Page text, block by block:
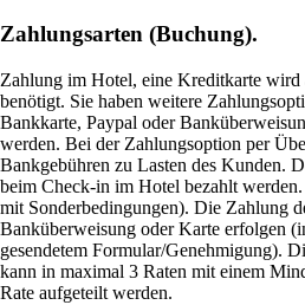
Zahlungsarten (Buchung).
Zahlung im Hotel, eine Kreditkarte
benötigt. Sie haben weitere
Bankkarte, Paypal oder
werden. Bei der Zahlungsoption per
Bankgebühren zu Lasten des Kunden.
beim Check-in im Hotel bezahlt
mit Sonderbedingungen). Die Zahlung
Banküberweisung oder Karte erfolgen
gesendetem Formular/Genehmigung).
kann in maximal 3 Raten mit einem
Rate aufgeteilt werden.